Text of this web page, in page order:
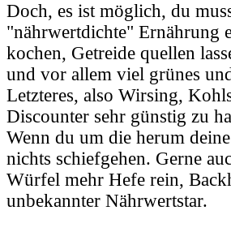
Doch, es ist möglich, du
"nährwertdichte" Ernährung
kochen, Getreide quellen
und vor allem viel grünes
Letzteres, also Wirsing,
Discounter sehr günstig zu
Wenn du um die herum
nichts schiefgehen. Gerne
Würfel mehr Hefe rein,
unbekannter Nährwertstar.